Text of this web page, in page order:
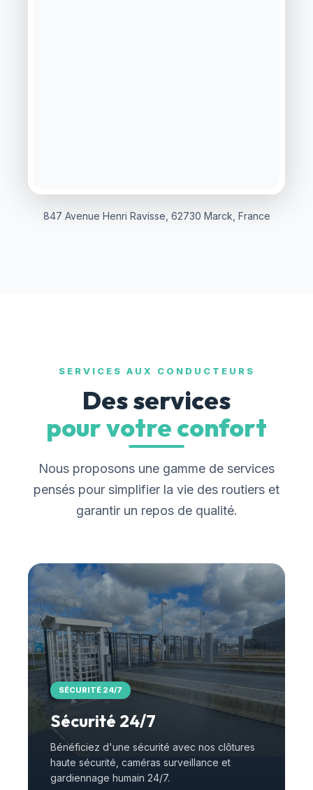
847 Avenue Henri Ravisse, 62730 Marck, France
SERVICES AUX CONDUCTEURS
Des services
pour votre confort
Nous proposons une gamme de services
pensés pour simplifier la vie des routiers et
garantir un repos de qualité.
SÉCURITÉ 24/7
Sécurité 24/7
Bénéficiez d'une sécurité avec nos clôtures
haute sécurité, caméras surveillance et
gardiennage humain 24/7.